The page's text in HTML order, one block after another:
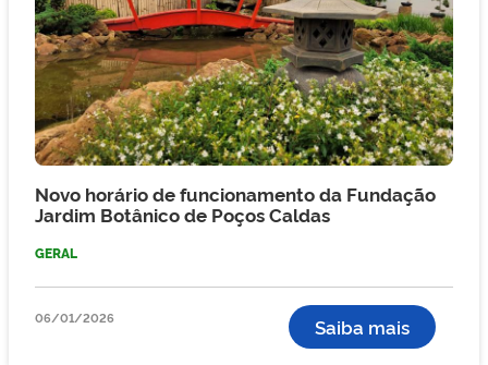
Novo horário de funcionamento da Fundação
Jardim Botânico de Poços Caldas
GERAL
06/01/2026 Saiba mais